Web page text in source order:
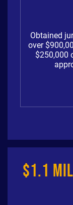
Obtained
over
$250,000
$1.1